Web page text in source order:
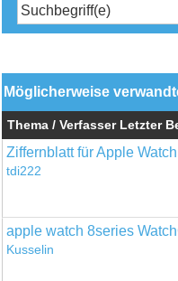
Möglicherweise
Thema / Verfasser Letzter
Ziffernblatt für Apple Watch
tdi222
apple watch 8series
Kusselin